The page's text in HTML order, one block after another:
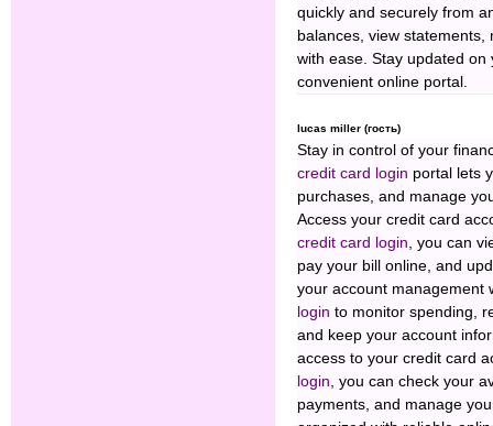
quickly and securely from
balances, view
with ease. Stay updated
convenient online portal.
lucas miller (гость)
Stay in control of your
credit card login portal lets
purchases, and manage
Access your credit card
credit card login, you can
pay your bill online, and
your account management
login to monitor spending,
and keep your account
access to your credit card
login, you can check your
payments, and manage